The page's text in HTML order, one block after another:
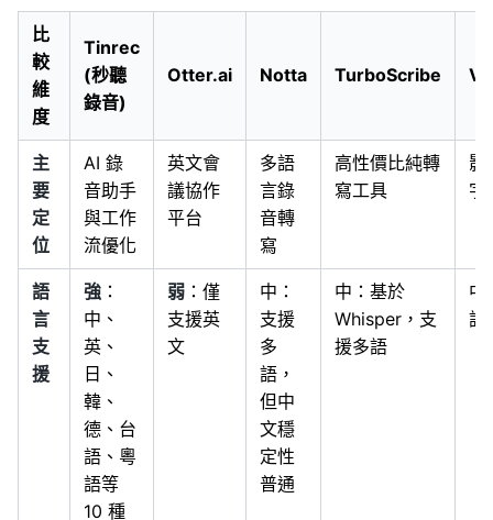
比
較
維
度
Tinrec
(秒聽
錄音)
Otter.ai Notta TurboScribe
主
要
定
位
AI 錄
音助手
與工作
流優化
英文會
議協作
平台
多語
言錄
音轉
寫
高性價比純轉
寫工具
影
字
語
言
支
援
強 ：
中、
英、
日、
韓、
德、台
語、粵
語等
10 種
弱 ：僅
支援英
文
中：
支援
多
語，
但中
文穩
定性
普通
中：基於
Whisper，支
援多語
中
語